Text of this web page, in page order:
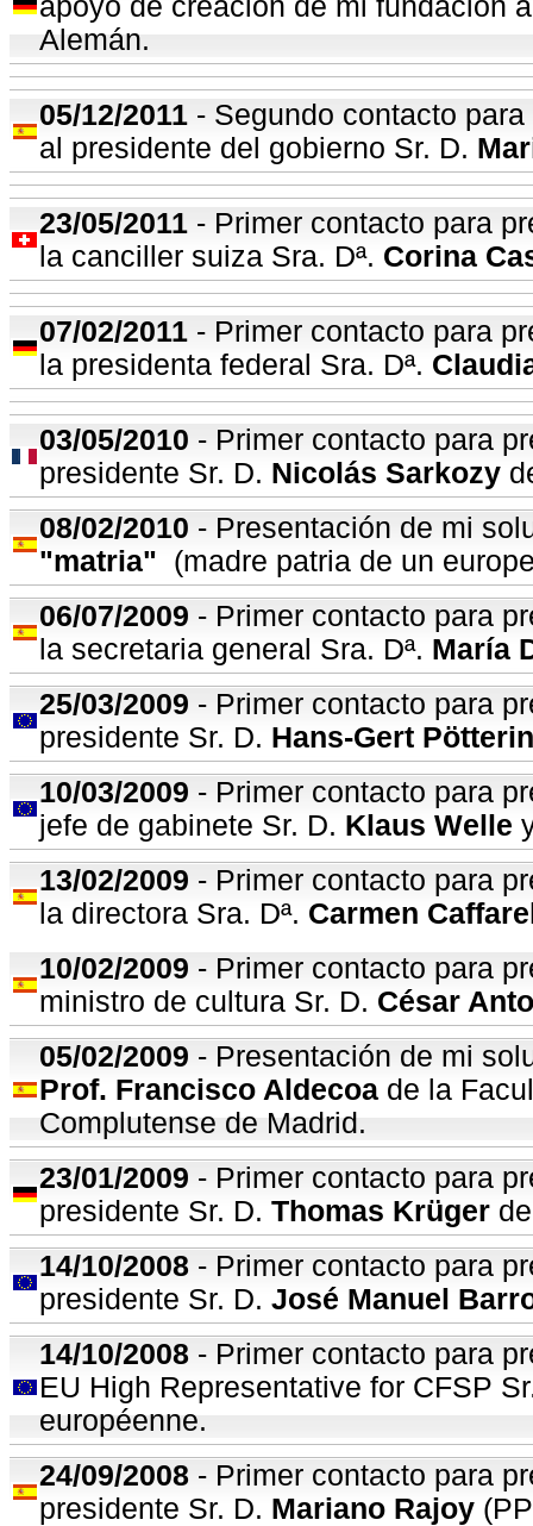
apoyo de creación de mi fundación
Alemán.
05/12/2011 - Segundo contacto
al presidente del gobierno Sr. D.
23/05/2011 - Primer contacto para
la canciller suiza Sra. Dª. Corina
07/02/2011 - Primer contacto para
la presidenta federal Sra. Dª.
03/05/2010 - Primer contacto para
presidente Sr. D. Nicolás Sarkozy
08/02/2010 - Presentación de mi
"matria" (madre patria de un
06/07/2009 - Primer contacto para
la secretaria general Sra. Dª. María
25/03/2009 - Primer contacto para
presidente Sr. D. Hans-Gert
10/03/2009 - Primer contacto para
jefe de gabinete Sr. D. Klaus Welle
13/02/2009 - Primer contacto para
la directora Sra. Dª. Carmen
10/02/2009 - Primer contacto para
ministro de cultura Sr. D. César
05/02/2009 - Presentación de mi
Prof. Francisco Aldecoa de la
Complutense de Madrid.
23/01/2009 - Primer contacto para
presidente Sr. D. Thomas Krüger
14/10/2008 - Primer contacto para
presidente Sr. D. José Manuel
14/10/2008 - Primer contacto para
EU High Representative for CFSP
européenne.
24/09/2008 - Primer contacto para
presidente Sr. D. Mariano Rajoy